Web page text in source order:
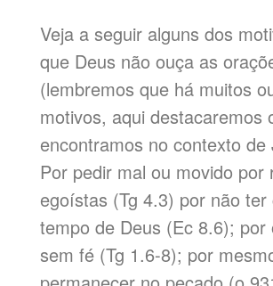
Veja a seguir alguns dos
que Deus não ouça as
(lembremos que há muitos
motivos, aqui destacaremos
encontramos no contexto de
Por pedir mal ou movido por
egoístas (Tg 4.3) por não ter
tempo de Deus (Ec 8.6); por
sem fé (Tg 1.6-8); por